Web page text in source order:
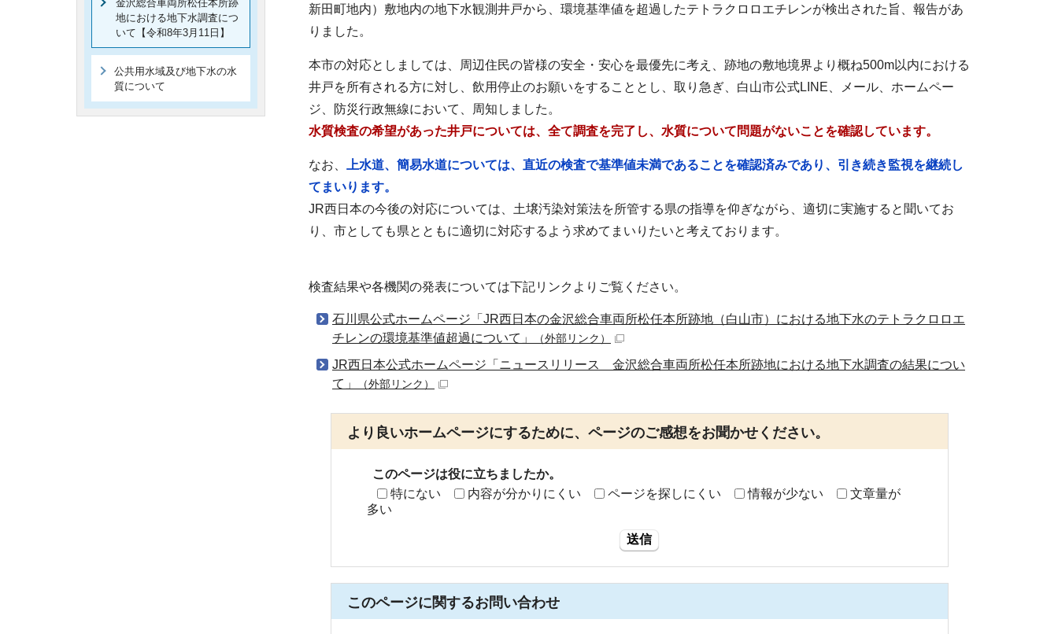
新田町地内）敷地内の地下水観測井戸から、環境基準値を超過したテトラクロロエチレンが検出された旨、報告があ
りました。
本市の対応としましては、周辺住民の皆様の安全・安心を最優先に考え、跡地の敷地境界より概ね500m以内における
井戸を所有される方に対し、飲用停止のお願いをすることとし、取り急ぎ、白山市公式LINE、メール、ホームペー
ジ、防災行政無線において、周知しました。
水質検査の希望があった井戸については、全て調査を完了し、水質について問題がないことを確認しています。
なお、
上水道、簡易水道については、直近の検査で基準値未満であることを確認済みであり、引き続き監視を継続し
てまいります。
JR西日本の今後の対応については、土壌汚染対策法を所管する県の指導を仰ぎながら、適切に実施すると聞いてお
り、市としても県とともに適切に対応するよう求めてまいりたいと考えております。
検査結果や各機関の発表については下記リンクよりご覧ください。
石川県公式ホームページ「JR西日本の金沢総合車両所松任本所跡地（白山市）における地下水のテトラクロロエ
チレンの環境基準値超過について」
（外部リンク）
JR西日本公式ホームページ「ニュースリリース 金沢総合車両所松任本所跡地における地下水調査の結果につい
て」
（外部リンク）
より良いホームページにするために、ページのご感想をお聞かせください。
このページは役に立ちましたか。
特にない
内容が分かりにくい ページを探しにくい 情報が少ない
文章量が
多い
送信
このページに関するお問い合わせ
金沢総合車両所松任本所跡
地における地下水調査につ
いて【令和8年3月11日】
公共用水域及び地下水の水
質について